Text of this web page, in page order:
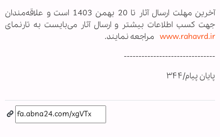
آخرین مهلت ارسال آثار تا 20 بهمن 1403 است و علاقه‌مندان
جهت کسب اطلاعات بیشتر و ارسال آثار می‌بایست به تارنمای
www.rahavrd.ir مراجعه نمایند.
-------------------------------
پایان پیام/۳۴۴